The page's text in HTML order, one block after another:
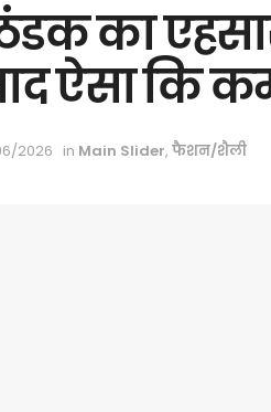
का
ऐसा कि
2026 in Main Slider, फैशन/शैली